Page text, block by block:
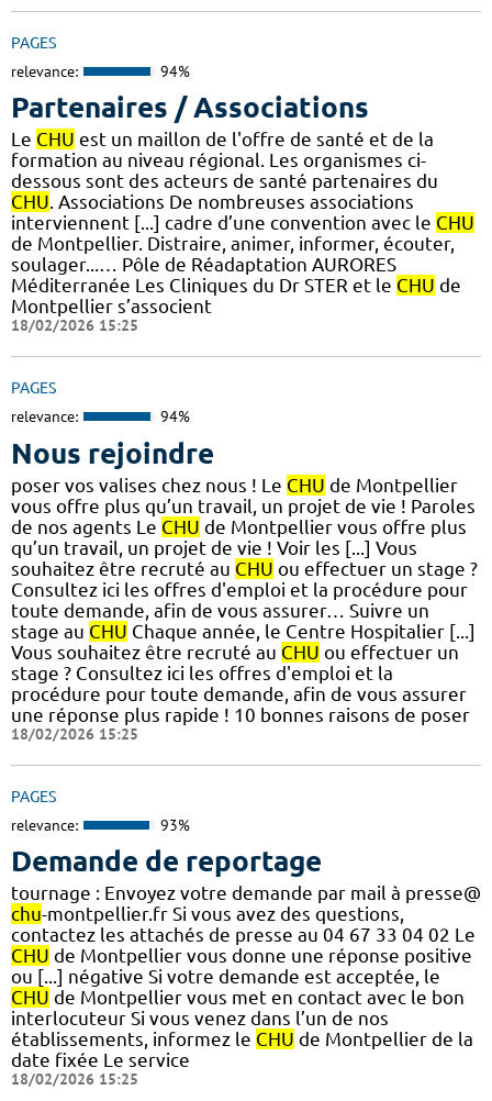
PAGES
relevance: 94%
Partenaires / Associations
Le CHU est un maillon de l'offre de santé et de la
formation au niveau régional. Les organismes ci-
dessous sont des acteurs de santé partenaires du
CHU. Associations De nombreuses associations
interviennent [...] cadre d’une convention avec le CHU
de Montpellier. Distraire, animer, informer, écouter,
soulager...… Pôle de Réadaptation AURORES
Méditerranée Les Cliniques du Dr STER et le CHU de
Montpellier s’associent
18/02/2026 15:25
PAGES
relevance: 94%
Nous rejoindre
poser vos valises chez nous ! Le CHU de Montpellier
vous offre plus qu’un travail, un projet de vie ! Paroles
de nos agents Le CHU de Montpellier vous offre plus
qu’un travail, un projet de vie ! Voir les [...] Vous
souhaitez être recruté au CHU ou effectuer un stage ?
Consultez ici les offres d'emploi et la procédure pour
toute demande, afin de vous assurer… Suivre un
stage au CHU Chaque année, le Centre Hospitalier [...]
Vous souhaitez être recruté au CHU ou effectuer un
stage ? Consultez ici les offres d'emploi et la
procédure pour toute demande, afin de vous assurer
une réponse plus rapide ! 10 bonnes raisons de poser
18/02/2026 15:25
PAGES
relevance: 93%
Demande de reportage
tournage : Envoyez votre demande par mail à presse@
chu-montpellier.fr Si vous avez des questions,
contactez les attachés de presse au 04 67 33 04 02 Le
CHU de Montpellier vous donne une réponse positive
ou [...] négative Si votre demande est acceptée, le
CHU de Montpellier vous met en contact avec le bon
interlocuteur Si vous venez dans l’un de nos
établissements, informez le CHU de Montpellier de la
date fixée Le service
18/02/2026 15:25